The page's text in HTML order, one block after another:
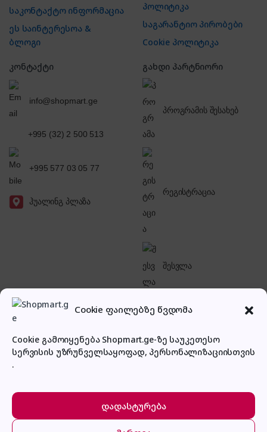
Cookie ფაილებზე წვდომა
Cookie გამოიყენება Shopmart.ge-ზე საუკეთესო
სერვისის უზრუნველსაყოფად, პერსონალიზაციისთვის
.
დადასტურება
საკონტაქტო ინფორმაცია
ეს საინტერესოა &
ბლოგი
პოლიტიკა
საგარანტიო პირობები
Cookie პოლიტიკა
კონტაქტი
info@shopmart.ge
+995 (32) 2 500 513
+995 577 03 05 77
ჰუალინგ პლაზა
გახდი პარტნიორი
პროგრამის შესახებ
რეგისტრაცია
შესვლა
პირადი კაბინეტი